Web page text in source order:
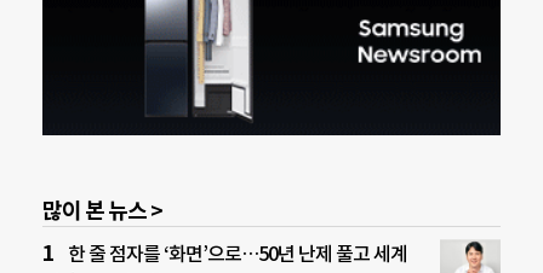
많이 본 뉴스 >
한 줄 점자를 ‘화면’으로…50년 난제 풀고 세계